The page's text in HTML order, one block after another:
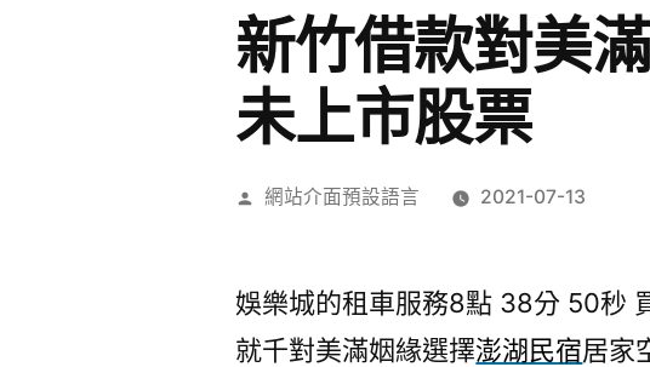
新竹借款對美
未上市股票
作
網站介面預設語言 2021-07-13
娛樂城的租車服務8點 38分 50秒
就千對美滿姻緣選擇澎湖民宿居家